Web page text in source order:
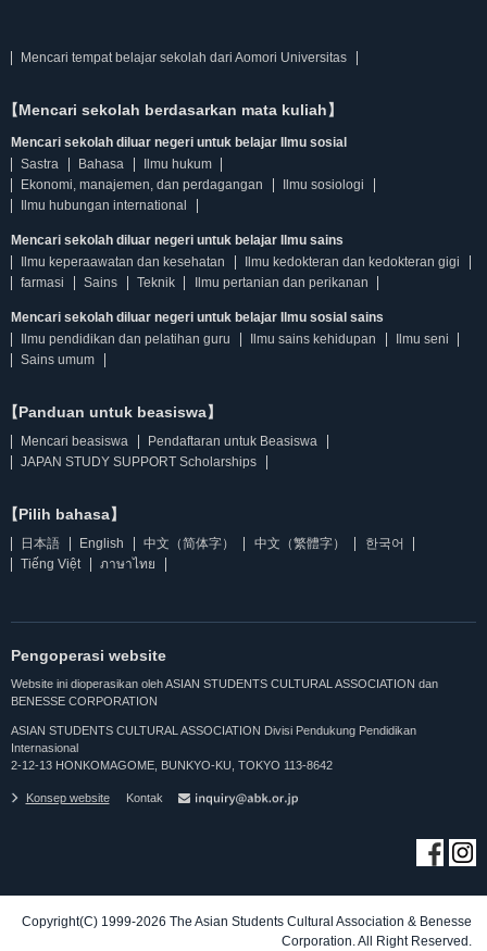
Mencari tempat belajar sekolah dari Aomori Universitas
【Mencari sekolah berdasarkan mata kuliah】
Mencari sekolah diluar negeri untuk belajar Ilmu sosial
Sastra
Bahasa
Ilmu hukum
Ekonomi, manajemen, dan perdagangan
Ilmu sosiologi
Ilmu hubungan international
Mencari sekolah diluar negeri untuk belajar Ilmu sains
Ilmu keperaawatan dan kesehatan
Ilmu kedokteran dan kedokteran gigi
farmasi
Sains Teknik Ilmu pertanian dan perikanan
Mencari sekolah diluar negeri untuk belajar Ilmu sosial sains
Ilmu pendidikan dan pelatihan guru
Ilmu sains kehidupan
Ilmu seni
Sains umum
【Panduan untuk beasiswa】
Mencari beasiswa
Pendaftaran untuk Beasiswa
JAPAN STUDY SUPPORT Scholarships
【Pilih bahasa】
日本語 English 中文（简体字） 中文（繁體字）
한국어
Tiếng Việt
ภาษาไทย
Pengoperasi website
Website ini dioperasikan oleh ASIAN STUDENTS CULTURAL ASSOCIATION dan
BENESSE CORPORATION
ASIAN STUDENTS CULTURAL ASSOCIATION Divisi Pendukung Pendidikan
Internasional
2-12-13 HONKOMAGOME, BUNKYO-KU, TOKYO 113-8642
Konsep website Kontak
Copyright(C) 1999-2026 The Asian Students Cultural Association & Benesse
Corporation. All Right Reserved.